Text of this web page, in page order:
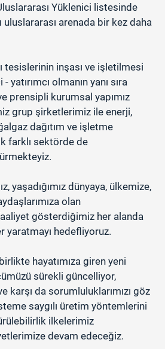
Yüklenici listesinde
uluslararası arenada bir kez daha
tesislerinin inşası ve işletilmesi
yatırımcı olmanın yanı sıra
prensipli kurumsal yapımız
grup şirketlerimiz ile enerji,
dağıtım ve işletme
farklı sektörde de
yaşadığımız dünyaya, ülkemize,
olan
gösterdiğimiz her alanda
yaratmayı hedefliyoruz.
hayatımıza giren yeni
sürekli güncelliyor,
karşı da sorumluluklarımızı göz
saygılı üretim yöntemlerini
ilkelerimiz
devam edeceğiz.